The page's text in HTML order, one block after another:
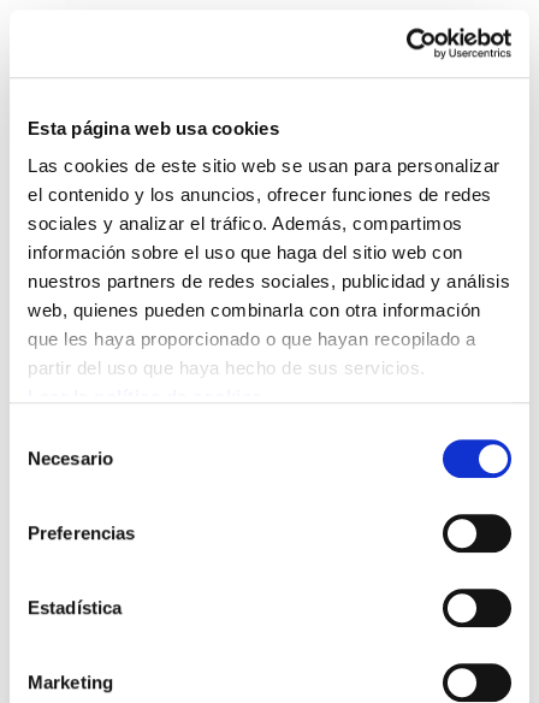
Esta página web usa cookies
Las cookies de este sitio web se usan para personalizar
el contenido y los anuncios, ofrecer funciones de redes
sociales y analizar el tráfico. Además, compartimos
información sobre el uso que haga del sitio web con
nuestros partners de redes sociales, publicidad y análisis
web, quienes pueden combinarla con otra información
que les haya proporcionado o que hayan recopilado a
partir del uso que haya hecho de sus servicios.
Necesario
Preferencias
Estadística
Marketing
Newsletter 2012
September
english.pdf 961.2 KB
THE FIFTH GENERAL STRIKE, THE BASQUE
CANAL DE INFORMACIÓN
POLÍTICA DE PRIVACIDAD
ACCESIBILIDAD
Barrainkua 13 - 48009 Bilbo -
Corderliers karrika 20 - 64100 Baiona -